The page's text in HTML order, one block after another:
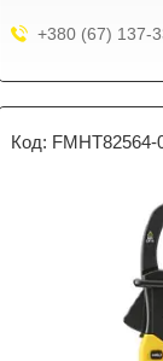
+380 (67) 137-
FMHT82564-